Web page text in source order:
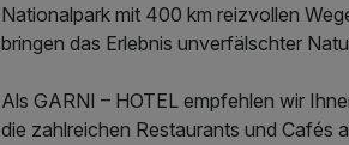
Nationalpark mit 400 km reizvollen
bringen das Erlebnis unverfälschter
Als GARNI – HOTEL empfehlen wir
die zahlreichen Restaurants und Cafés